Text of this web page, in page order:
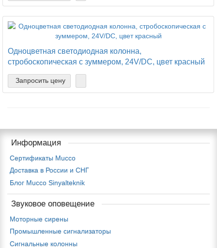
Одноцветная светодиодная колонна,
стробоскопическая с зуммером, 24V/DC, цвет красный
Запросить цену
Информация
Сертификаты Mucco
Доставка в России и СНГ
Блог Mucco Sinyalteknik
Звуковое оповещение
Моторные сирены
Промышленные сигнализаторы
Сигнальные колонны